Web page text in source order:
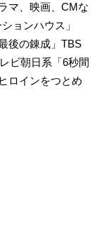
マ、映画、CMな
ョンハウス」
後の錬成」TBS
ビ朝日系「6秒間
ロインをつとめ